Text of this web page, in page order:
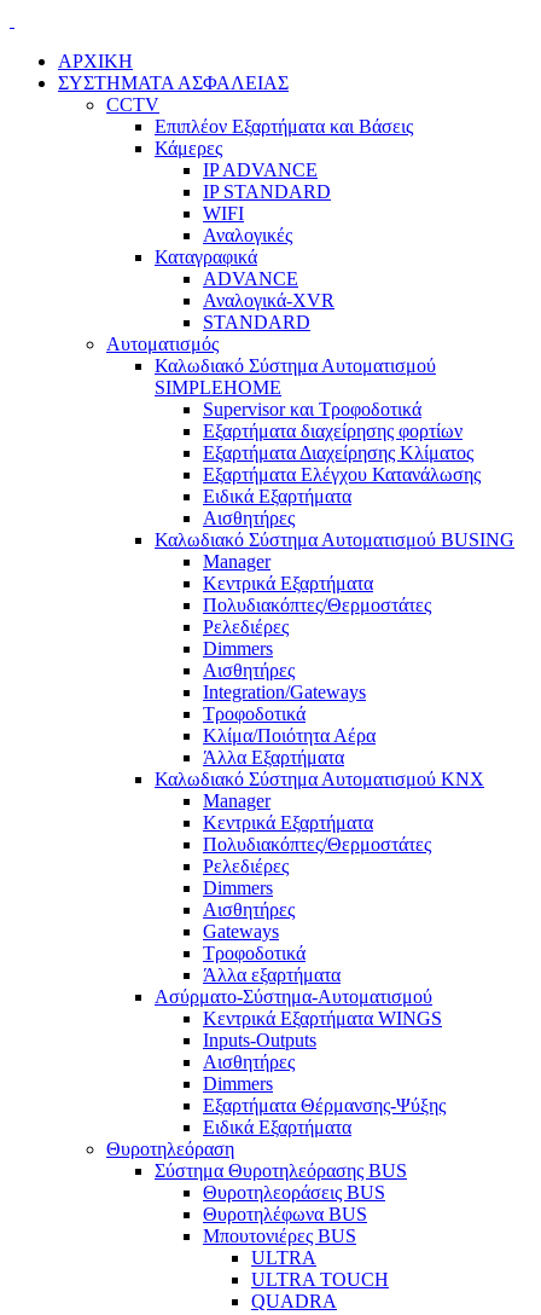
ΑΡΧΙΚΗ
ΣΥΣΤΗΜΑΤΑ ΑΣΦΑΛΕΙΑΣ
CCTV
Επιπλέον Εξαρτήματα και Βάσεις
Κάμερες
IP ADVANCE
IP STANDARD
WIFI
Αναλογικές
Καταγραφικά
ADVANCE
Αναλογικά-XVR
STANDARD
Αυτοματισμός
Καλωδιακό Σύστημα Αυτοματισμού
SIMPLEHOME
Supervisor και Τροφοδοτικά
Εξαρτήματα διαχείρησης φορτίων
Εξαρτήματα Διαχείρησης Κλίματος
Εξαρτήματα Ελέγχου Κατανάλωσης
Ειδικά Εξαρτήματα
Αισθητήρες
Καλωδιακό Σύστημα Αυτοματισμού BUSING
Manager
Κεντρικά Εξαρτήματα
Πολυδιακόπτες/Θερμοστάτες
Ρελεδιέρες
Dimmers
Αισθητήρες
Integration/Gateways
Τροφοδοτικά
Κλίμα/Ποιότητα Αέρα
Άλλα Εξαρτήματα
Καλωδιακό Σύστημα Αυτοματισμού KNX
Manager
Κεντρικά Εξαρτήματα
Πολυδιακόπτες/Θερμοστάτες
Ρελεδιέρες
Dimmers
Αισθητήρες
Gateways
Τροφοδοτικά
Άλλα εξαρτήματα
Ασύρματο-Σύστημα-Αυτοματισμού
Κεντρικά Εξαρτήματα WINGS
Inputs-Outputs
Αισθητήρες
Dimmers
Εξαρτήματα Θέρμανσης-Ψύξης
Ειδικά Εξαρτήματα
Θυροτηλεόραση
Σύστημα Θυροτηλεόρασης BUS
Θυροτηλεοράσεις BUS
Θυροτηλέφωνα BUS
Μπουτονιέρες BUS
ULTRA
ULTRA TOUCH
QUADRA